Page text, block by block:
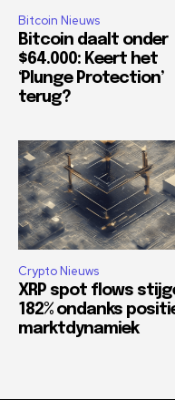
Bitcoin Nieuws
Bitcoin daalt onder
$64.000: Keert het
‘Plunge Protection’
terug?
Crypto Nieuws
XRP spot flows
182% ondanks
marktdynamiek